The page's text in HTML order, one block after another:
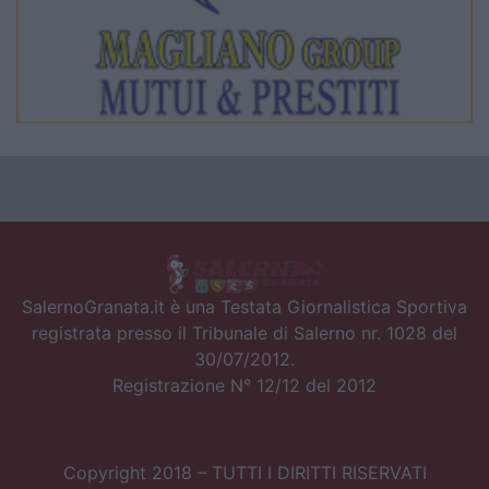
SalernoGranata.it è una Testata Giornalistica Sportiva
registrata presso il Tribunale di Salerno nr. 1028 del
30/07/2012.
Registrazione N° 12/12 del 2012
Copyright 2018 – TUTTI I DIRITTI RISERVATI